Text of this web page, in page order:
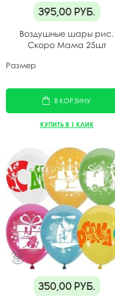
395,00 руб.
Воздушные шары рис.
Скоро Мама 25шт
Размер
В КОРЗИНУ
КУПИТЬ В 1 КЛИК
350,00 руб.